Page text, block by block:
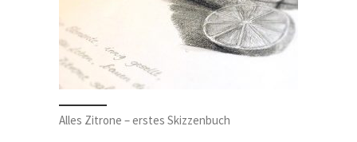
Alles Zitrone – erstes Skizzenbuch